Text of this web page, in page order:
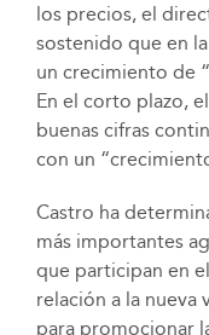
los precios, el
sostenido que en
un crecimiento de
En el corto plazo,
buenas cifras
con un
Castro ha
más importantes
que participan en
relación a la
para promocionar